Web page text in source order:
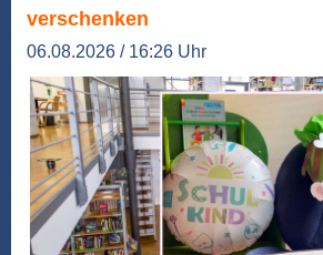
verschenken
06.08.2026 / 16:26 Uhr